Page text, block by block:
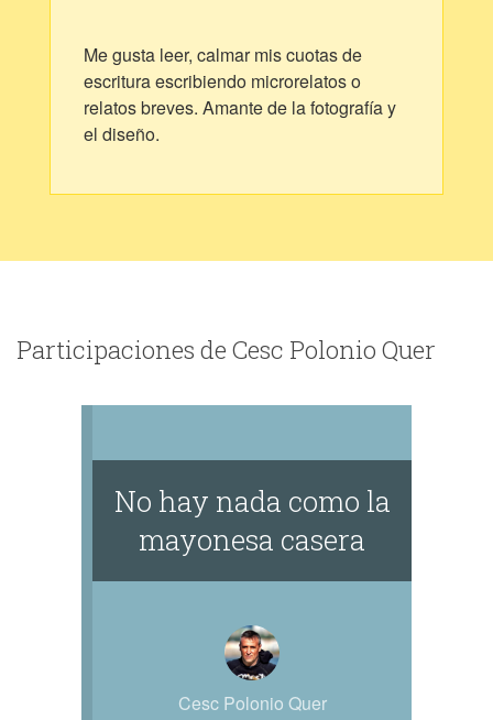
Me gusta leer, calmar mis cuotas de
escritura escribiendo microrelatos o
relatos breves. Amante de la fotografía y
el diseño.
Participaciones de Cesc Polonio Quer
No hay nada como la
mayonesa casera
Cesc Polonio Quer